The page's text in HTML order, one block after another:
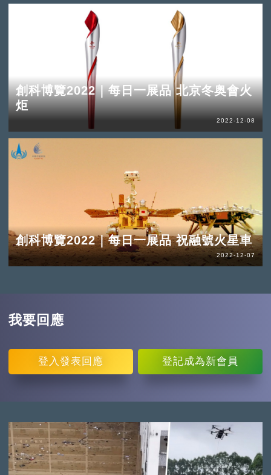
創科博覽2022｜每日一展品 北京冬奥會火
炬
2022-12-08
創科博覽2022｜每日一展品 祝融號火星車
2022-12-07
我要回應
登入 發表回應 登記成為新會員